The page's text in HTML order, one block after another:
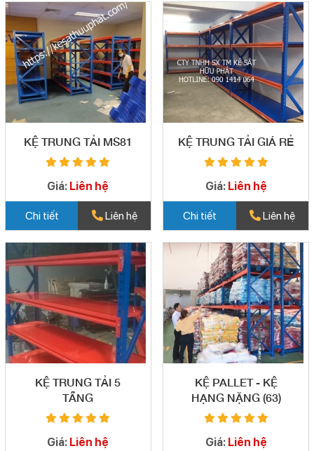
KỆ TRUNG TẢI MS81
Giá: Liên hệ
Chi tiết Liên hệ
KỆ TRUNG TẢI GIÁ RẺ
Giá: Liên hệ
Chi tiết Liên hệ
KỆ TRUNG TẢI 5
TẦNG
Giá: Liên hệ
KỆ PALLET - KỆ
HẠNG NẶNG (63)
Giá: Liên hệ